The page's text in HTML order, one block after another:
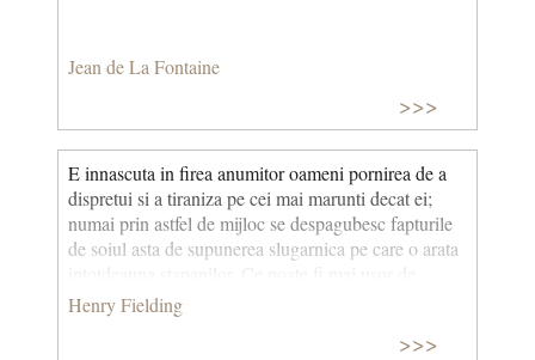
Jean de La Fontaine
>>>
E innascuta in firea anumitor oameni pornirea de a
dispretui si a tiraniza pe cei mai marunti decat ei;
numai prin astfel de mijloc se despagubesc fapturile
de soiul asta de supunerea slugarnica pe care o arata
inteles, intr-adevar, decat ca lingusitorii si sclavii sa
impuna celor mai prejos decat ei exact tributul pe
Henry Fielding
>>>